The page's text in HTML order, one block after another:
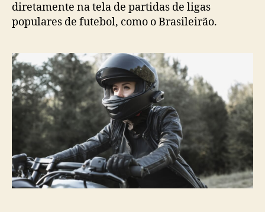
diretamente na tela de partidas de ligas
populares de futebol, como o Brasileirão.